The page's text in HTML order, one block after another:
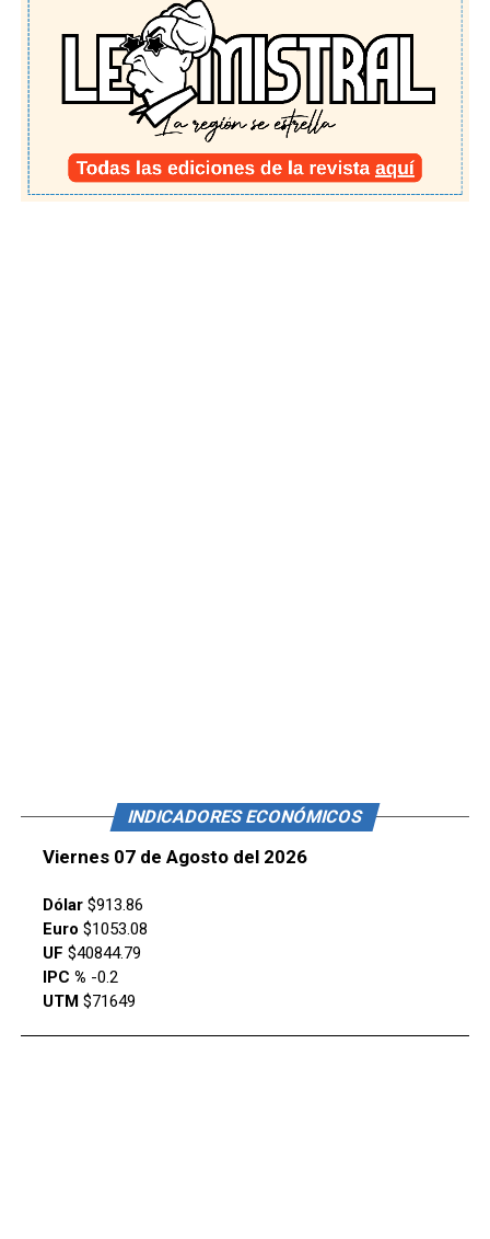
INDICADORES ECONÓMICOS
Viernes 07 de Agosto del 2026
Dólar$913.86
Euro $1053.08
UF $40844.79
IPC % -0.2
UTM $71649